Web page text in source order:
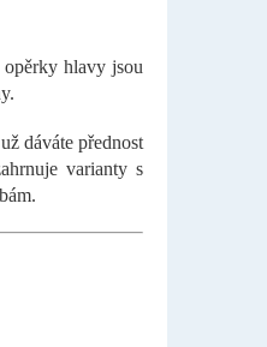
hlavy jsou
dáváte přednost
varianty s